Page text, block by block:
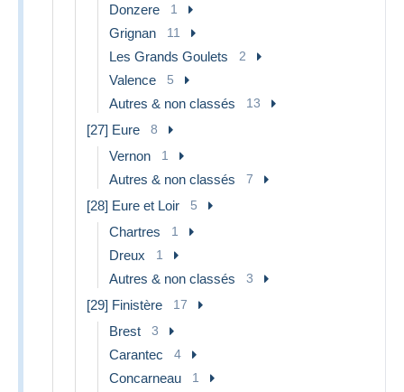
Donzere 1
Grignan 11
Les Grands Goulets 2
Valence 5
Autres & non classés 13
[27] Eure 8
Vernon 1
Autres & non classés 7
[28] Eure et Loir 5
Chartres 1
Dreux 1
Autres & non classés 3
[29] Finistère 17
Brest 3
Carantec 4
Concarneau 1